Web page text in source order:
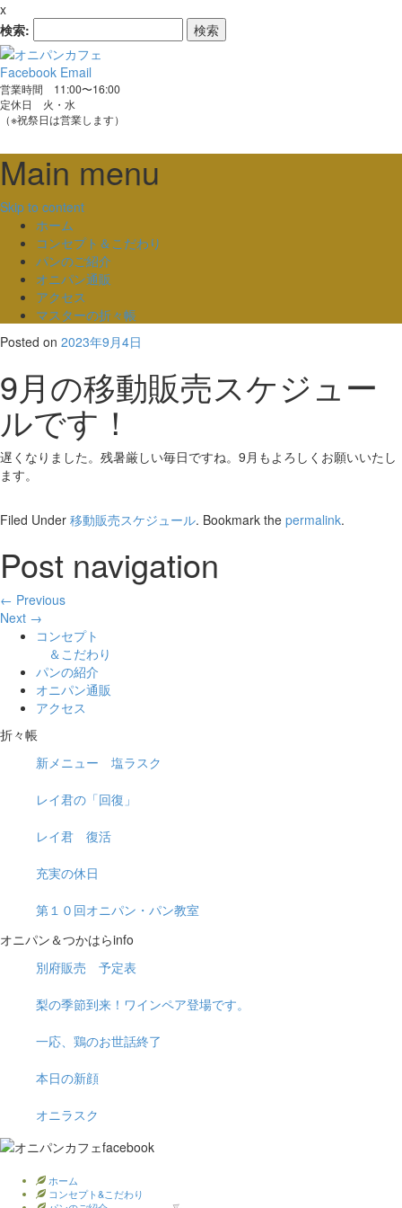
x
検索:
Facebook Email
営業時間 11:00〜16:00
定休日 火・水
（※祝祭日は営業します）
Main menu
Skip to content
ホーム
コンセプト＆こだわり
パンのご紹介
オニパン通販
アクセス
マスターの折々帳
Posted on 2023年9月4日
9月の移動販売スケジュー
ルです！
遅くなりました。残暑厳しい毎日ですね。9月もよろしくお願いいたし
ます。
Filed Under 移動販売スケジュール. Bookmark the permalink.
Post navigation
← Previous
Next →
コンセプト
＆こだわり
パンの紹介
オニパン通販
アクセス
折々帳
新メニュー 塩ラスク
レイ君の「回復」
レイ君 復活
充実の休日
第１０回オニパン・パン教室
オニパン＆つかはらinfo
別府販売 予定表
梨の季節到来！ワインペア登場です。
一応、鶏のお世話終了
本日の新顔
オニラスク
ホーム
コンセプト&こだわり